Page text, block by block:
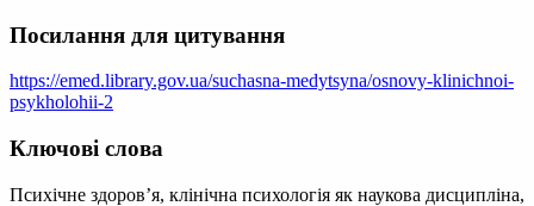
Посилання для цитування
https://emed.library.gov.ua/suchasna-medytsyna/osnovy-klinichnoi-
psykholohii-2
Ключові слова
Психічне здоров’я, клінічна психологія як наукова дисципліна,